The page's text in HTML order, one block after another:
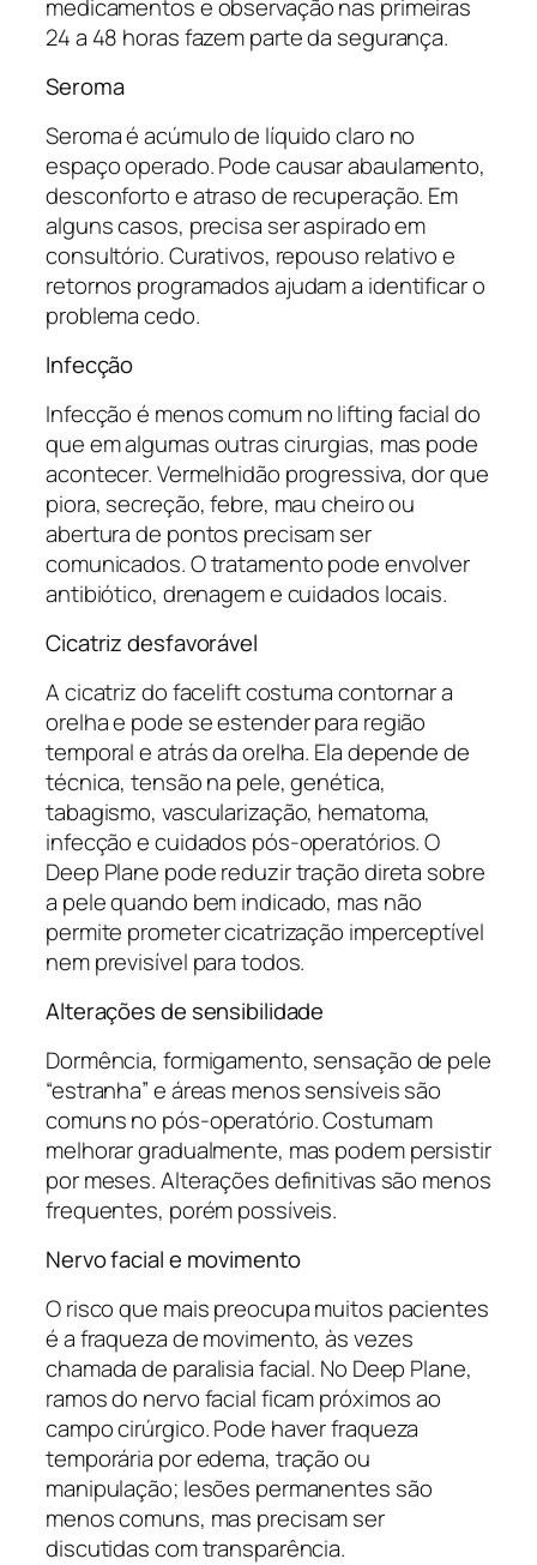
medicamentos e observação nas primeiras
24 a 48 horas fazem parte da segurança.
Seroma
Seroma é acúmulo de líquido claro no
espaço operado. Pode causar abaulamento,
desconforto e atraso de recuperação. Em
alguns casos, precisa ser aspirado em
consultório. Curativos, repouso relativo e
retornos programados ajudam a identificar o
problema cedo.
Infecção
Infecção é menos comum no lifting facial do
que em algumas outras cirurgias, mas pode
acontecer. Vermelhidão progressiva, dor que
piora, secreção, febre, mau cheiro ou
abertura de pontos precisam ser
comunicados. O tratamento pode envolver
antibiótico, drenagem e cuidados locais.
Cicatriz desfavorável
A cicatriz do facelift costuma contornar a
orelha e pode se estender para região
temporal e atrás da orelha. Ela depende de
técnica, tensão na pele, genética,
tabagismo, vascularização, hematoma,
infecção e cuidados pós-operatórios. O
Deep Plane pode reduzir tração direta sobre
a pele quando bem indicado, mas não
permite prometer cicatrização imperceptível
nem previsível para todos.
Alterações de sensibilidade
Dormência, formigamento, sensação de pele
“estranha” e áreas menos sensíveis são
comuns no pós-operatório. Costumam
melhorar gradualmente, mas podem persistir
por meses. Alterações definitivas são menos
frequentes, porém possíveis.
Nervo facial e movimento
O risco que mais preocupa muitos pacientes
é a fraqueza de movimento, às vezes
chamada de paralisia facial. No Deep Plane,
ramos do nervo facial ficam próximos ao
campo cirúrgico. Pode haver fraqueza
temporária por edema, tração ou
manipulação; lesões permanentes são
menos comuns, mas precisam ser
discutidas com transparência.